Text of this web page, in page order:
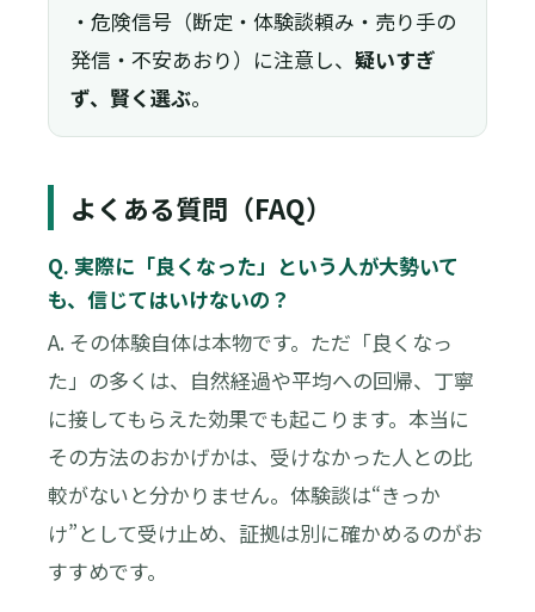
・危険信号（断定・体験談頼み・売り手の
発信・不安あおり）に注意し、 疑いすぎ
ず、賢く選ぶ。
よくある質問（FAQ）
Q. 実際に「良くなった」という人が大勢いて
も、信じてはいけないの？
A. その体験自体は本物です。ただ「良くなっ
た」の多くは、自然経過や平均への回帰、丁寧
に接してもらえた効果でも起こります。本当に
その方法のおかげかは、受けなかった人との比
較がないと分かりません。体験談は“きっか
け”として受け止め、証拠は別に確かめるのがお
すすめです。